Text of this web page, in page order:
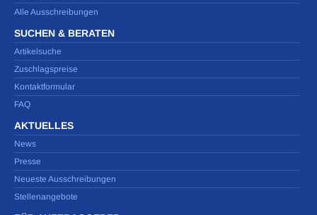
Alle Ausschreibungen
SUCHEN & BERATEN
Artikelsuche
Zuschlagspreise
Kontaktformular
FAQ
AKTUELLES
News
Presse
Neueste Ausschreibungen
Stellenangebote